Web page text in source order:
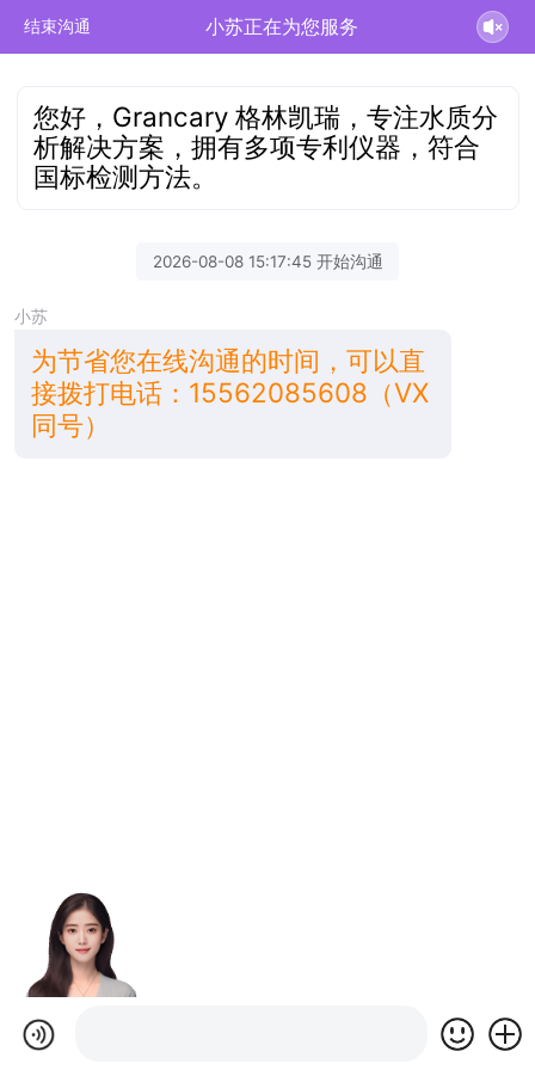
结束沟通 小苏正在为您服务
您好，Grancary 格林凯瑞，专注水质分
析解决方案，拥有多项专利仪器，符合
国标检测方法。
2026-08-08 15:17:45 开始沟通
小苏
为节省您在线沟通的时间，可以直
接拨打电话：15562085608（VX
同号）